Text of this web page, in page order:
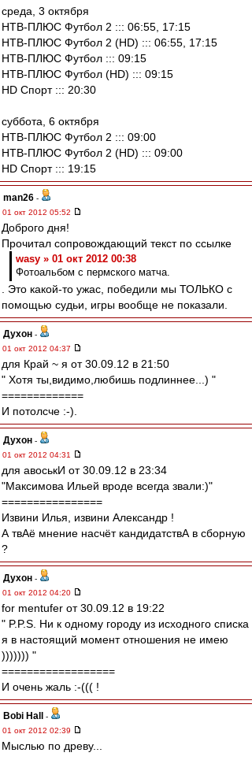
среда, 3 октября
НТВ-ПЛЮС Футбол 2 ::: 06:55, 17:15
НТВ-ПЛЮС Футбол 2 (HD) ::: 06:55, 17:15
НТВ-ПЛЮС Футбол ::: 09:15
НТВ-ПЛЮС Футбол (HD) ::: 09:15
HD Спорт ::: 20:30
суббота, 6 октября
НТВ-ПЛЮС Футбол 2 ::: 09:00
НТВ-ПЛЮС Футбол 2 (HD) ::: 09:00
HD Спорт ::: 19:15
man26 -
01 окт 2012 05:52
Доброго дня!
Прочитал сопровождающий текст по ссылке
wasy » 01 окт 2012 00:38
Фотоальбом с пермского матча.
. Это какой-то ужас, победили мы ТОЛЬКО с
помощью судьи, игры вообще не показали.
Духон -
01 окт 2012 04:37
для Край ~ я от 30.09.12 в 21:50
" Хотя ты,видимо,любишь подлиннее...) "
=============
И потолсче :-).
Духон -
01 окт 2012 04:31
для авоськИ от 30.09.12 в 23:34
"Максимова Ильей вроде всегда звали:)"
================
Извини Илья, извини Александр !
А твАё мнение насчёт кандидатствА в сборную
?
Духон -
01 окт 2012 04:20
for mentufer от 30.09.12 в 19:22
" P.P.S. Ни к одному городу из исходного списка
я в настоящий момент отношения не имею
))))))) "
==================
И очень жаль :-((( !
Bobi Hall
-
01 окт 2012 02:39
Мыслью по древу...